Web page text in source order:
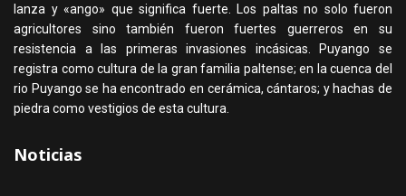
lanza y «ango» que significa fuerte. Los paltas no solo fueron
agricultores sino también fueron fuertes guerreros en su
resistencia a las primeras invasiones incásicas. Puyango se
registra como cultura de la gran familia paltense; en la cuenca del
rio Puyango se ha encontrado en cerámica, cántaros; y hachas de
piedra como vestigios de esta cultura.
Noticias